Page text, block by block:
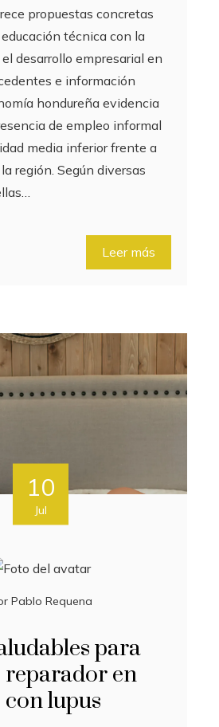
propuestas concretas
técnica con la
desarrollo empresarial en
e información
hondureña evidencia
de empleo informal
media inferior frente a
región. Según diversas
Leer más
10
Jul
Pablo Requena
para
reparador en
lupus